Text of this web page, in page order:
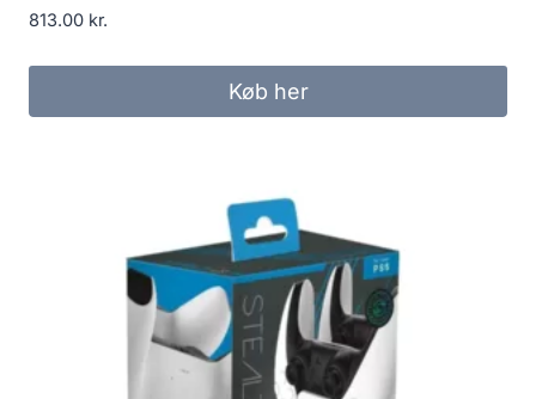
813.00 kr.
Køb her